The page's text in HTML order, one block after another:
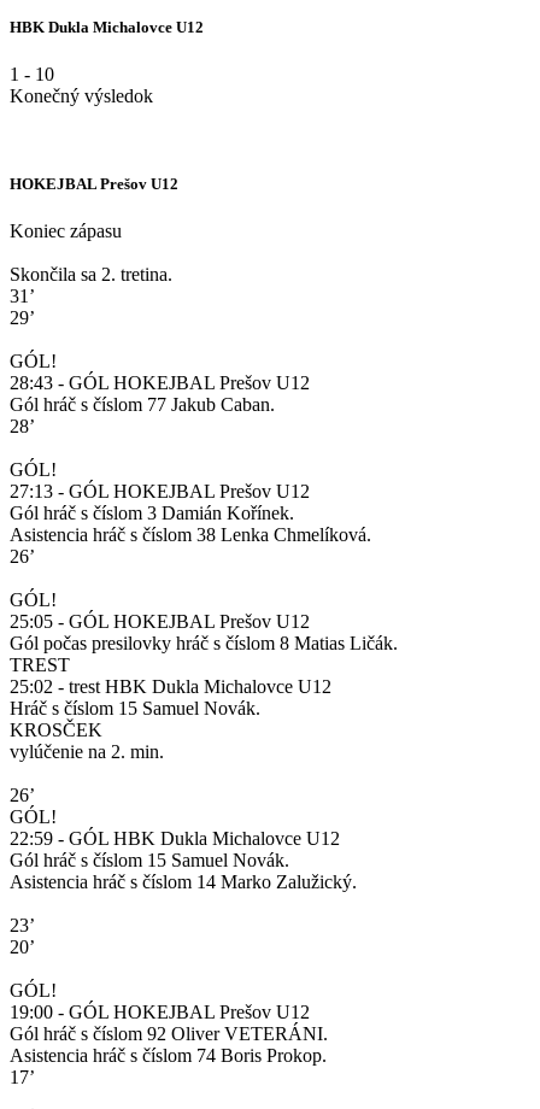
HBK Dukla Michalovce U12
1 - 10
Konečný výsledok
HOKEJBAL Prešov U12
Koniec zápasu
Skončila sa 2. tretina.
31’
29’
GÓL!
28:43 - GÓL HOKEJBAL Prešov U12
Gól hráč s číslom 77 Jakub Caban.
28’
GÓL!
27:13 - GÓL HOKEJBAL Prešov U12
Gól hráč s číslom 3 Damián Kořínek.
Asistencia hráč s číslom 38 Lenka Chmelíková.
26’
GÓL!
25:05 - GÓL HOKEJBAL Prešov U12
Gól počas presilovky hráč s číslom 8 Matias Ličák.
TREST
25:02 - trest HBK Dukla Michalovce U12
Hráč s číslom 15 Samuel Novák.
KROSČEK
vylúčenie na 2. min.
26’
GÓL!
22:59 - GÓL HBK Dukla Michalovce U12
Gól hráč s číslom 15 Samuel Novák.
Asistencia hráč s číslom 14 Marko Zalužický.
23’
20’
GÓL!
19:00 - GÓL HOKEJBAL Prešov U12
Gól hráč s číslom 92 Oliver VETERÁNI.
Asistencia hráč s číslom 74 Boris Prokop.
17’